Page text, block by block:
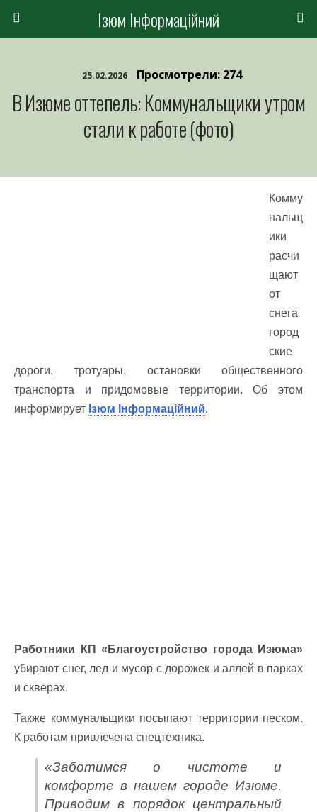
Ізюм Інформаційний
25.02.2026 Просмотрели: 274
В Изюме оттепель: Коммунальщики утром
стали к работе (фото)
Комму
нальщ
ики
расчи
щают
от
снега
город
ские
дороги, тротуары, остановки общественного
транспорта и придомовые территории. Об этом
информирует Ізюм Інформаційний.
Работники КП «Благоустройство города Изюма»
убирают снег, лед и мусор с дорожек и аллей в парках
и скверах.
Также коммунальщики посыпают территории песком.
К работам привлечена спецтехника.
«Заботимся о чистоте и
комфорте в нашем городе Изюме.
Приводим в порядок центральный